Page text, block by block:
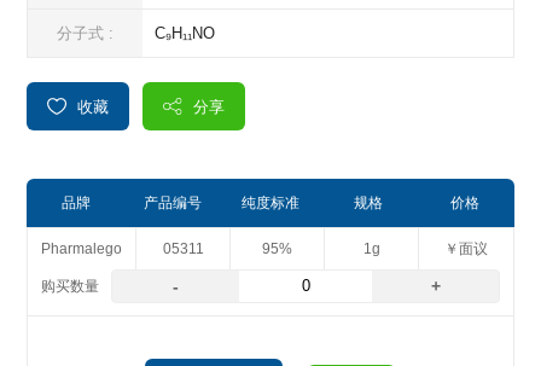
分子式 : C₉H₁₁NO
收藏 分享
品牌 产品编号 纯度标准 规格 价格
Pharmalego 05311 95% 1g ￥面议
- +